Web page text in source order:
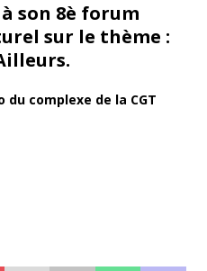
à son 8è forum
sur le thème :
du complexe de la CGT